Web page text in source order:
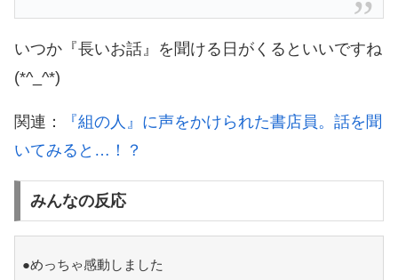
いつか『長いお話』を聞ける日がくるといいですね
(*^_^*)
関連：
『組の人』に声をかけられた書店員。話を聞
いてみると…！？
みんなの反応
●めっちゃ感動しました